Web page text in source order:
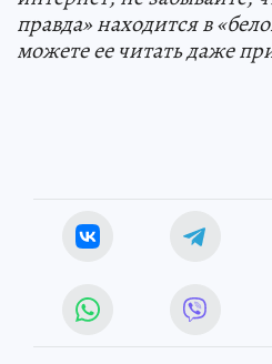
правда» находится в
можете ее читать даже